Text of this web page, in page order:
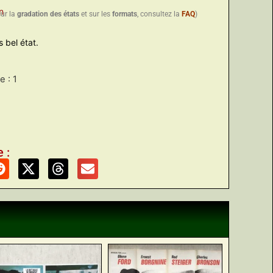
la gradation des états et sur les formats, consultez la FAQ)
bel état.
: 1
: